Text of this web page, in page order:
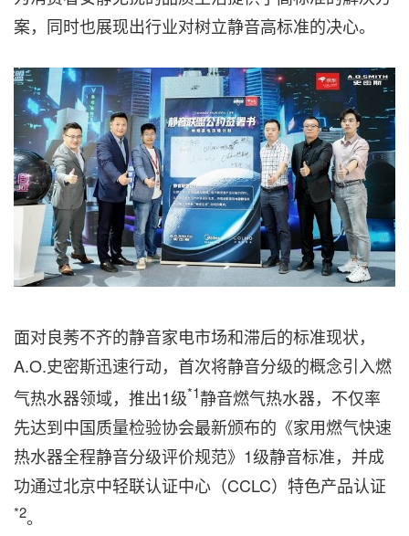
案，同时也展现出行业对树立静音高标准的决心。
面对良莠不齐的静音家电市场和滞后的标准现状，
A.O.史密斯迅速行动，首次将静音分级的概念引入燃
气热水器领域，推出1级*1静音燃气热水器，不仅率
先达到中国质量检验协会最新颁布的《家用燃气快速
热水器全程静音分级评价规范》1级静音标准，并成
功通过北京中轻联认证中心（CCLC）特色产品认证
*2。